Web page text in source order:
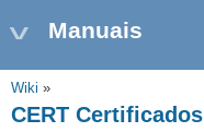
Manuais
Wiki »
CERT Certificados